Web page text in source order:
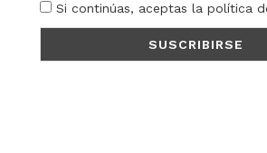
Si continúas, aceptas la política